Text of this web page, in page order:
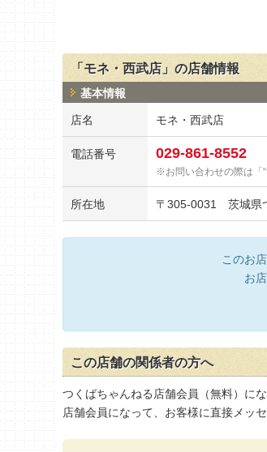
「モネ・西武店」の店舗情報
基本情報
店名 モネ・西武店
電話番号 029-861-8552
お問い合わせの際は「
所在地 〒 305-0031 茨城県
このお
お
この店舗の関係者の方へ
つくばちゃんねる店舗会員（無料）に
店舗会員になって、お客様に直接メッ